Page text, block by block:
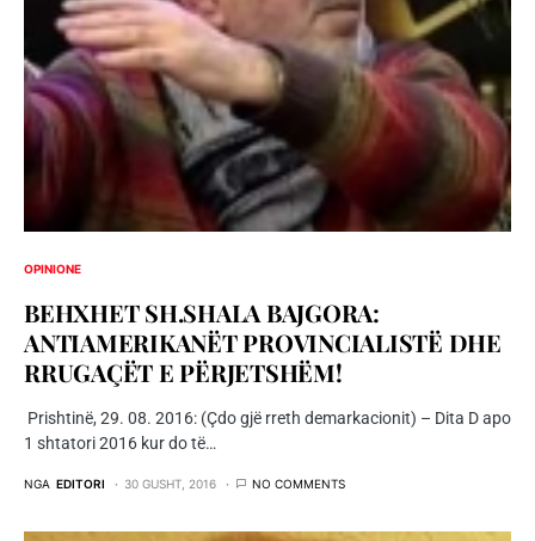
OPINIONE
BEHXHET SH.SHALA BAJGORA:
ANTIAMERIKANËT PROVINCIALISTË DHE
RRUGAÇËT E PËRJETSHËM!
Prishtinë, 29. 08. 2016: (Çdo gjë rreth demarkacionit) – Dita D apo
1 shtatori 2016 kur do të…
NGA EDITORI 30 GUSHT, 2016 NO COMMENTS